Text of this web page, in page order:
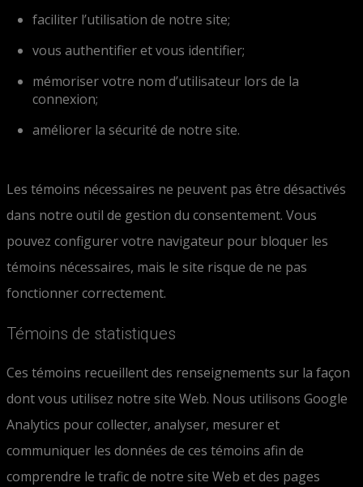
faciliter l’utilisation de notre site;
vous authentifier et vous identifier;
mémoriser votre nom d’utilisateur lors de la
connexion;
améliorer la sécurité de notre site.
Les témoins nécessaires ne peuvent pas être désactivés
dans notre outil de gestion du consentement. Vous
pouvez configurer votre navigateur pour bloquer les
témoins nécessaires, mais le site risque de ne pas
fonctionner correctement.
Témoins de statistiques
Ces témoins recueillent des renseignements sur la façon
dont vous utilisez notre site Web. Nous utilisons Google
Analytics pour collecter, analyser, mesurer et
communiquer les données de ces témoins afin de
comprendre le trafic de notre site Web et des pages